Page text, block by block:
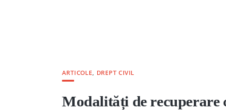
ARTICOLE, DREPT CIVIL
Modalități de recuperare